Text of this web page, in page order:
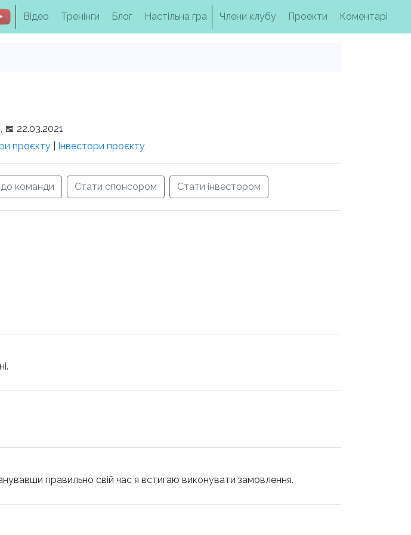
Відео Тренінги Блог Настільна гра Члени клубу Проекти Коментарі
, 📅 22.03.2021
проєкту Інвестори проєкту
команди Стати спонсором Стати інвестором
правильно свій час я встигаю виконувати замовлення.